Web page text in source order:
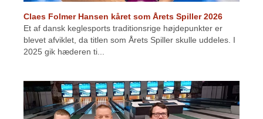
Claes Folmer Hansen kåret som Årets Spiller 2026
Et af dansk keglesports traditionsrige højdepunkter er
blevet afviklet, da titlen som Årets Spiller skulle uddeles. I
2025 gik hæderen ti...